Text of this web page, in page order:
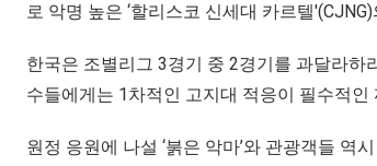
로 악명 높은 ‘할리스코 신세대 카르텔
한국은 조별리그 3경기 중 2경기를 과달라하
수들에게는 1차적인 고지대 적응이 필수적인
원정 응원에 나설 ‘붉은 악마’와 관광객들 역